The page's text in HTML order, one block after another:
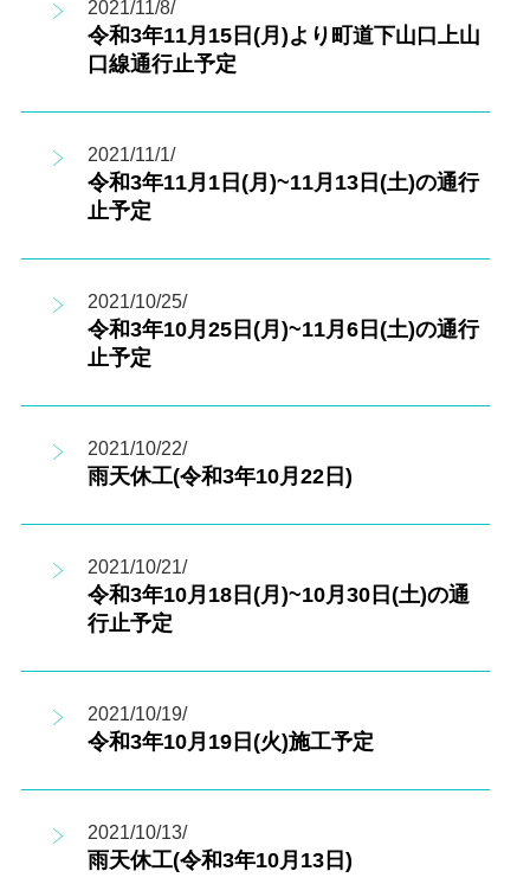
2021/11/8/
令和3年11月15日(月)より町道下山口上山
口線通行止予定
2021/11/1/
令和3年11月1日(月)~11月13日(土)の通行
止予定
2021/10/25/
令和3年10月25日(月)~11月6日(土)の通行
止予定
2021/10/22/
雨天休工(令和3年10月22日)
2021/10/21/
令和3年10月18日(月)~10月30日(土)の通
行止予定
2021/10/19/
令和3年10月19日(火)施工予定
2021/10/13/
雨天休工(令和3年10月13日)